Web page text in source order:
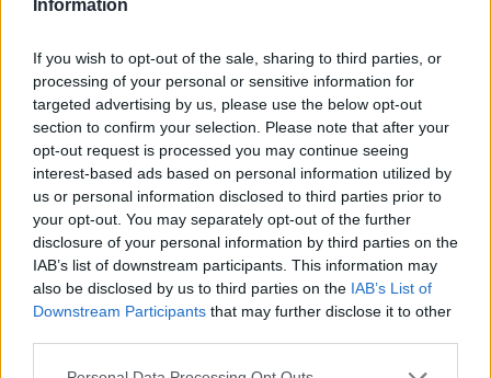
Information
If you wish to opt-out of the sale, sharing to third parties, or
processing of your personal or sensitive information for
targeted advertising by us, please use the below opt-out
section to confirm your selection. Please note that after your
opt-out request is processed you may continue seeing
interest-based ads based on personal information utilized by
us or personal information disclosed to third parties prior to
your opt-out. You may separately opt-out of the further
disclosure of your personal information by third parties on the
IAB’s list of downstream participants. This information may
also be disclosed by us to third parties on the IAB’s List of
Downstream Participants that may further disclose it to other
Α. Καζαμίας: Ναι
Βορίδης: Αφήστε τα νοητά «ναι» κύριε.
Απέναντι στους χυδαίους υπαινιγμούς είμαι
εγώ σε δύσκολη θέση; Αν είσαι λεβέντης σήκω
όρθιος να πεις τι εννοείς. Δεν ντρέπεσαι λιγάκι.
Έχουμε ανεχθεί εδώ μεσα τα πάντα.